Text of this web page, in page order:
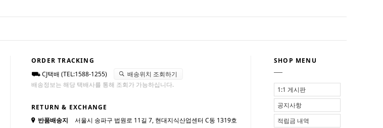
ORDER TRACKING
CJ택배 (TEL:1588-1255)
배송위치 조회하기
배송정보는 해당 택배사를 통해 조회가 가능하십니다.
RETURN & EXCHANGE
반품배송지
서울시 송파구 법원로 11길 7, 현대지식산업센터 C동 1319호
SHOP MENU
1:1 게시판
공지사항
적립금 내역